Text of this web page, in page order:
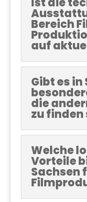
Bereich
auf
Gibt es in
die
zu finden
Welche
Vorteile
Sachsen